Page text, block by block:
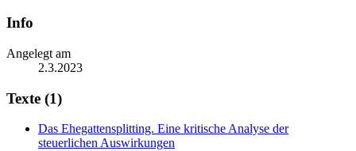
Info
Angelegt am
2.3.2023
Texte (1)
Das Ehegattensplitting. Eine kritische Analyse der
steuerlichen Auswirkungen